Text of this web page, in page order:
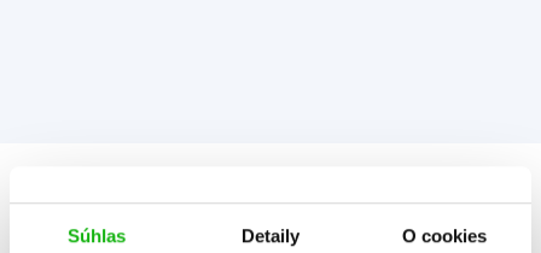
Súhlas Detaily O cookies
Informácie